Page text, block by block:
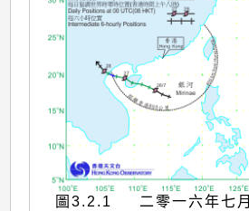
圖3.2.1 二零一六年七月